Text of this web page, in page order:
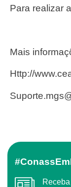
Para realizar
Mais
http://
Receba o conteúdo semanal do Conass com